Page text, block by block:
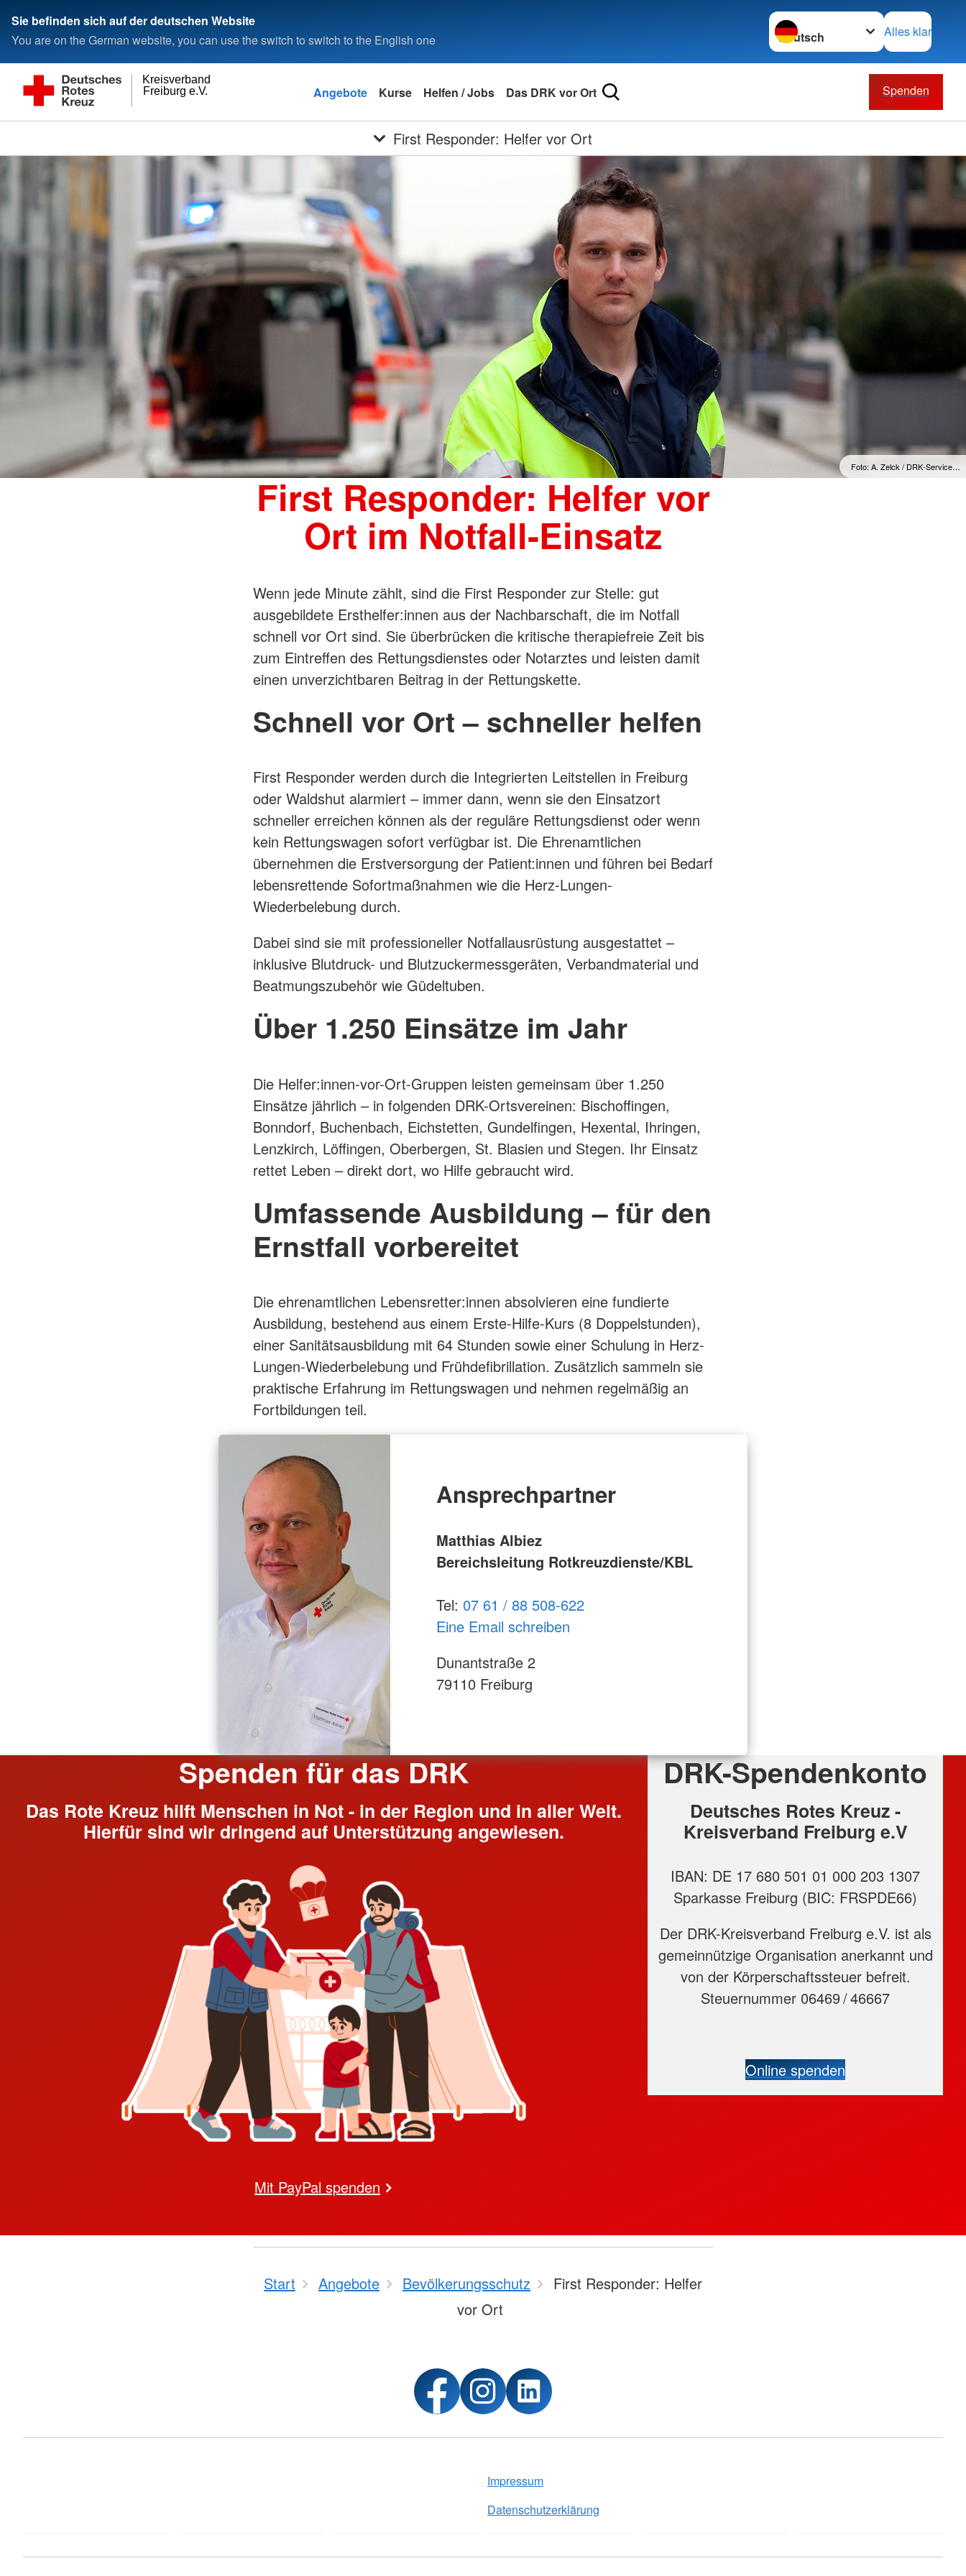
Sie befinden sich auf der deutschen Website
You are on the German website, you can use the switch to switch to the English one
Sprache wechseln zu
Alles klar
Freiburg e.V.
Kreisverband
Angebote Kurse Helfen / Jobs Das DRK vor Ort Spenden
First Responder: Helfer vor Ort
Foto: A. Zelck / DRK-Service…
First Responder: Helfer vor
Ort im Notfall-Einsatz
Wenn jede Minute zählt, sind die First Responder zur Stelle: gut
ausgebildete Ersthelfer:innen aus der Nachbarschaft, die im Notfall
schnell vor Ort sind. Sie überbrücken die kritische therapiefreie Zeit bis
zum Eintreffen des Rettungsdienstes oder Notarztes und leisten damit
einen unverzichtbaren Beitrag in der Rettungskette.
Schnell vor Ort – schneller helfen
First Responder werden durch die Integrierten Leitstellen in Freiburg
oder Waldshut alarmiert – immer dann, wenn sie den Einsatzort
schneller erreichen können als der reguläre Rettungsdienst oder wenn
kein Rettungswagen sofort verfügbar ist. Die Ehrenamtlichen
übernehmen die Erstversorgung der Patient:innen und führen bei Bedarf
lebensrettende Sofortmaßnahmen wie die Herz-Lungen-
Wiederbelebung durch.
Dabei sind sie mit professioneller Notfallausrüstung ausgestattet –
inklusive Blutdruck- und Blutzuckermessgeräten, Verbandmaterial und
Beatmungszubehör wie Güdeltuben.
Über 1.250 Einsätze im Jahr
Die Helfer:innen-vor-Ort-Gruppen leisten gemeinsam über 1.250
Einsätze jährlich – in folgenden DRK-Ortsvereinen: Bischoffingen,
Bonndorf, Buchenbach, Eichstetten, Gundelfingen, Hexental, Ihringen,
Lenzkirch, Löffingen, Oberbergen, St. Blasien und Stegen. Ihr Einsatz
rettet Leben – direkt dort, wo Hilfe gebraucht wird.
Umfassende Ausbildung – für den
Ernstfall vorbereitet
Die ehrenamtlichen Lebensretter:innen absolvieren eine fundierte
Ausbildung, bestehend aus einem Erste-Hilfe-Kurs (8 Doppelstunden),
einer Sanitätsausbildung mit 64 Stunden sowie einer Schulung in Herz-
Lungen-Wiederbelebung und Frühdefibrillation. Zusätzlich sammeln sie
praktische Erfahrung im Rettungswagen und nehmen regelmäßig an
Fortbildungen teil.
Ansprechpartner
Matthias Albiez
Bereichsleitung Rotkreuzdienste/KBL
Tel: 07 61 / 88 508-622
Eine Email schreiben​​​​​​​
Dunantstraße 2
79110 Freiburg
Spenden für das DRK
Das Rote Kreuz hilft Menschen in Not - in der Region und in aller Welt.
Hierfür sind wir dringend auf Unterstützung angewiesen.
Mit PayPal spenden
DRK-Spendenkonto
Deutsches Rotes Kreuz -
Kreisverband Freiburg e.V
IBAN: DE 17 680 501 01 000 203 1307
Sparkasse Freiburg (BIC: FRSPDE66)
Der DRK-Kreisverband Freiburg e.V. ist als
gemeinnützige Organisation anerkannt und
von der Körperschaftssteuer befreit.
Steuernummer 06469 / 46667
Online spenden
Start Angebote Bevölkerungsschutz
First Responder: Helfer
vor Ort
Impressum
Datenschutzerklärung